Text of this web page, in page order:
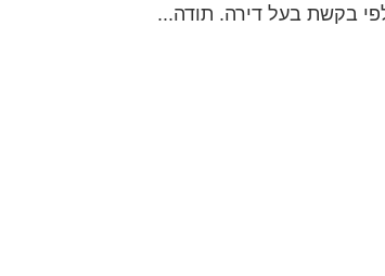
בקשת בעל דירה. תודה...